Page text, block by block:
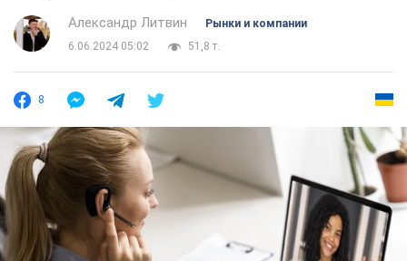
Александр Литвин
Рынки и компании
6.06.2024 05:02
51,8 т.
8